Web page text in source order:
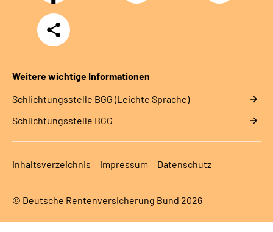
Teilen
Weitere wichtige Informationen
Schlich­tungs­stel­le BGG (Leichte Sprache)
Schlich­tungs­stel­le BGG
Inhaltsverzeichnis Impressum Datenschutz
© Deutsche Rentenversicherung Bund 2026